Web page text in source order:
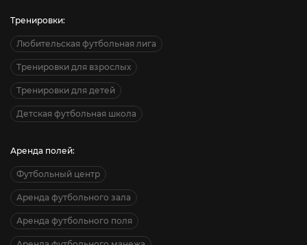
Тренировки:
Любительская футбольная лига
Тренировки для взрослых
Тренировки для детей
Детская футбольная школа
Аренда полей:
Футбольный центр
Аренда футбольного зала
Аренда футбольного поля